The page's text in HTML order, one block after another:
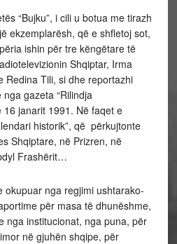
“Bujku”, i cili u botua me tirazh
ekzemplarësh, që e shfletoj sot,
ishin për tre këngëtare të
Shqiptar, Irma
Redina Tili, si dhe reportazhi
gazeta “Rilindja
16 janarit 1991. Në faqet e
historik”, që përkujtonte
Shqiptare, në Prizren, në
Frashërit…
okupuar nga regjimi ushtarako-
për masa të dhunëshme,
nga institucionat, nga puna, për
në gjuhën shqipe, për